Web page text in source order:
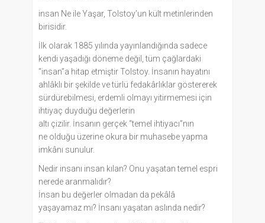
insan Ne ile Yaşar, Tolstoy’un kült metinlerinden
birisidir.
İlk olarak 1885 yılında yayınlandığında sadece
kendi yaşadığı döneme değil, tüm çağlardaki
“insan”a hitap etmiştir Tolstoy. İnsanın hayatını
ahlâklı bir şekilde ve türlü fedakârlıklar göstererek
sürdürebilmesi, erdemli olmayı yitirmemesi için
ihtiyaç duyduğu değerlerin
altı çizilir. İnsanın gerçek “temel ihtiyacı”nın
ne olduğu üzerine okura bir muhasebe yapma
imkânı sunulur.
Nedir insanı insan kılan? Onu yaşatan temel espri
nerede aranmalıdır?
İnsan bu değerler olmadan da pekâlâ
yaşayamaz mı? İnsanı yaşatan aslında nedir?